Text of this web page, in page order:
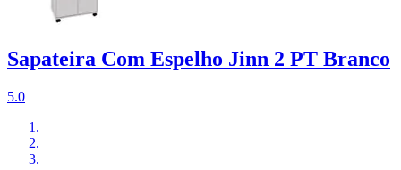
Sapateira Com Espelho Jinn 2 PT Branco
5.0